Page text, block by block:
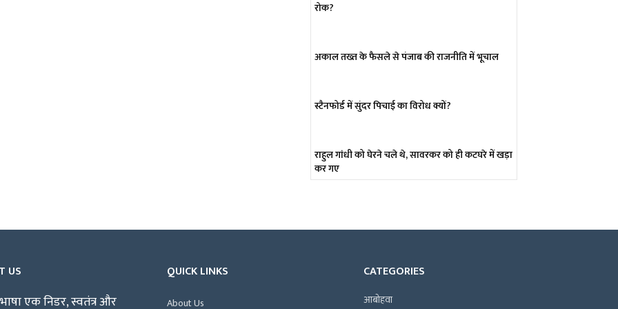
रोक?
अकाल तख्त के फैसले से पंजाब की राजनीति में भूचाल
स्टैनफोर्ड में सुंदर पिचाई का विरोध क्यों?
राहुल गांधी को घेरने चले थे, सावरकर को ही कटघरे में खड़ा
कर गए
US
एक निडर, स्वतंत्र और
QUICK LINKS
About Us
CATEGORIES
आबोहवा